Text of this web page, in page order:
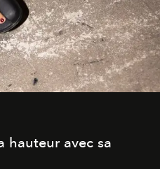
hauteur avec sa